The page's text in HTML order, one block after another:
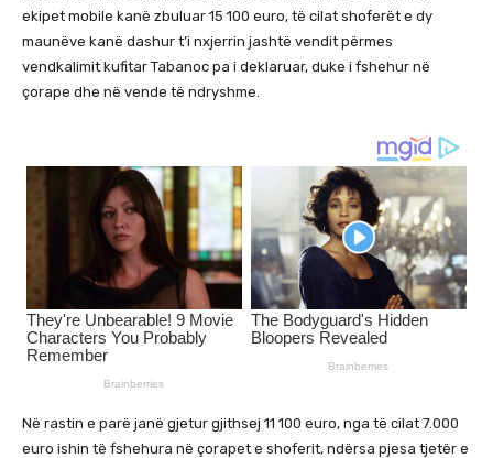
ekipet mobile kanë zbuluar 15 100 euro, të cilat shoferët e dy
maunëve kanë dashur t’i nxjerrin jashtë vendit përmes
vendkalimit kufitar Tabanoc pa i deklaruar, duke i fshehur në
çorape dhe në vende të ndryshme.
Në rastin e parë janë gjetur gjithsej 11 100 euro, nga të cilat 7.000
euro ishin të fshehura në çorapet e shoferit, ndërsa pjesa tjetër e